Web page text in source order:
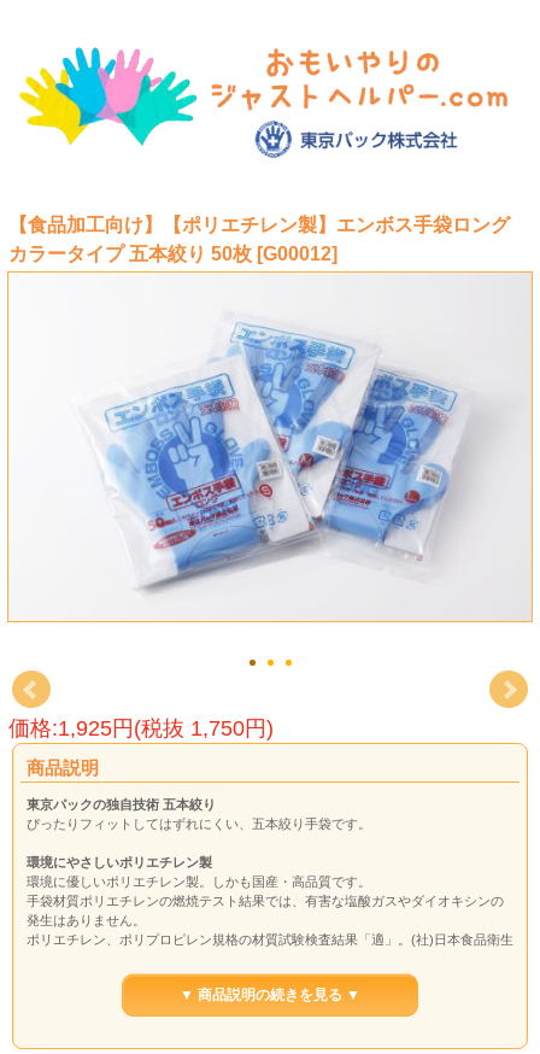
【食品加工向け】【ポリエチレン製】エンボス手袋ロング
カラータイプ 五本絞り 50枚 [G00012]
価格:1,925円(税抜 1,750円)
商品説明
東京パックの独自技術 五本絞り
ぴったりフィットしてはずれにくい、五本絞り手袋です。
環境にやさしいポリエチレン製
環境に優しいポリエチレン製。しかも国産・高品質です。
手袋材質ポリエチレンの燃焼テスト結果では、有害な塩酸ガスやダイオキシンの
発生はありません。
ポリエチレン、ポリプロピレン規格の材質試験検査結果「適」。(社)日本食品衛生
環境ホルモン試験検査成績では、問題となるビスフェノールAおよびフタル酸エス
テルは検出されていません。(社)日本食品衛生協会(T021-03658）
▼ 商品説明の続きを見る ▼